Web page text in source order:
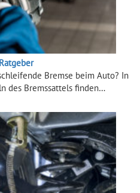
Bremse beim Auto? In
des Bremssattels finden…